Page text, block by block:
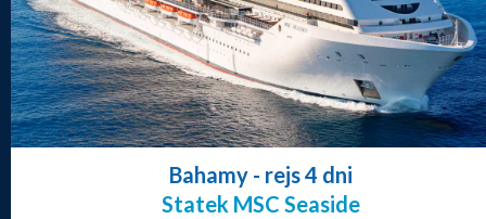
Bahamy- rejs 4 dni
Statek MSC Seaside